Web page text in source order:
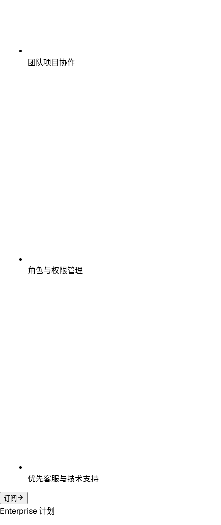
团队项目协作
角色与权限管理
优先客服与技术支持
订阅
Enterprise 计划